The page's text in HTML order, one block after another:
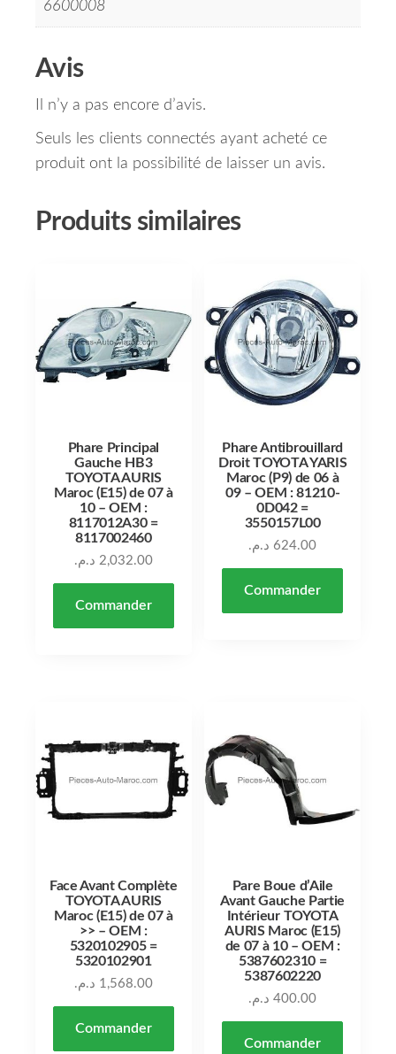
6600008
Avis
Il n’y a pas encore d’avis.
Seuls les clients connectés ayant acheté ce
produit ont la possibilité de laisser un avis.
Produits similaires
Phare Principal
Gauche HB3
TOYOTA AURIS
Maroc (E15) de 07 à
10 – OEM :
8117012A30 =
8117002460
2,032.00 د.م.
Commander
Phare Antibrouillard
Droit TOYOTA YARIS
Maroc (P9) de 06 à
09 – OEM : 81210-
0D042 =
3550157L00
624.00 د.م.
Commander
Face Avant Complète
TOYOTA AURIS
Maroc (E15) de 07 à
>> – OEM :
5320102905 =
5320102901
1,568.00 د.م.
Commander
Pare Boue d’Aile
Avant Gauche Partie
Intérieur TOYOTA
AURIS Maroc (E15)
de 07 à 10 – OEM :
5387602310 =
5387602220
400.00 د.م.
Commander